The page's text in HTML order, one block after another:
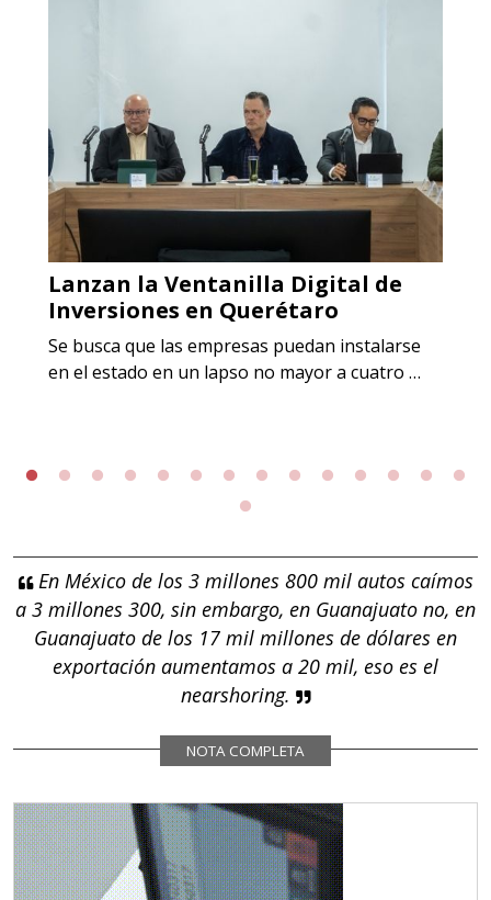
Lanzan la Ventanilla Digital de
Inversiones en Querétaro
Se busca que las empresas puedan instalarse
en el estado en un lapso no mayor a cuatro …
En México de los 3 millones 800 mil autos caímos
a 3 millones 300, sin embargo, en Guanajuato no, en
Guanajuato de los 17 mil millones de dólares en
exportación aumentamos a 20 mil, eso es el
nearshoring.
NOTA COMPLETA